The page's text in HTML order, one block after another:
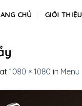
CHỦ GIỚI THIỆU
at 1080 × 1080 in Menu